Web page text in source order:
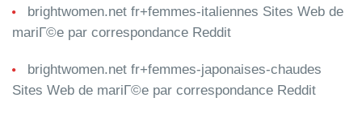
brightwomen.net fr+femmes-italiennes Sites Web de
mariГ©e par correspondance Reddit
brightwomen.net fr+femmes-japonaises-chaudes
Sites Web de mariГ©e par correspondance Reddit